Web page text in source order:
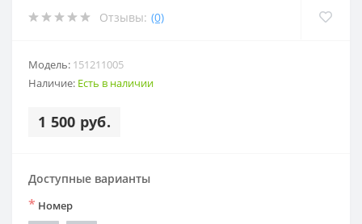
Отзывы: (0)
Модель: 151211005
Наличие: Есть в наличии
1 500 руб.
Доступные варианты
* Номер